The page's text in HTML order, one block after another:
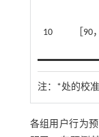
10 ［90
注： *处的校
各组用户行为